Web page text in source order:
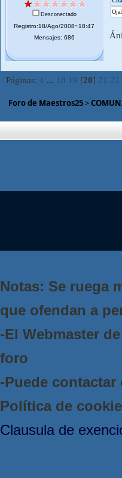
Desconectado
Registro:18/Ago/2008~18:47
Mensajes: 686
Páginas: ... 18 19 [20] 21 22
Foro de Maestros25>
Notas: Se ruega
que ofendan a
-El Webmaster
foro
-Puede contactar
Política de
Clausula de